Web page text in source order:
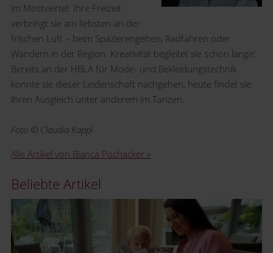
im Mostviertel. Ihre Freizeit
verbringt sie am liebsten an der
frischen Luft – beim Spazierengehen, Radfahren oder
Wandern in der Region. Kreativität begleitet sie schon lange:
Bereits an der HBLA für Mode- und Bekleidungstechnik
konnte sie dieser Leidenschaft nachgehen, heute findet sie
ihren Ausgleich unter anderem im Tanzen.
Foto © Claudia Kappl
Alle Artikel von Bianca Pöchacker »
Beliebte Artikel